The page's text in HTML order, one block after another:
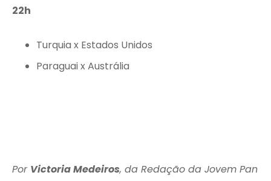
22h
Turquia x Estados Unidos
Paraguai x Austrália
Por Victoria Medeiros, da Redação da Jovem Pan